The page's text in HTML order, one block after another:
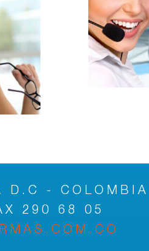
D.C - COLOMBIA
290 68 05